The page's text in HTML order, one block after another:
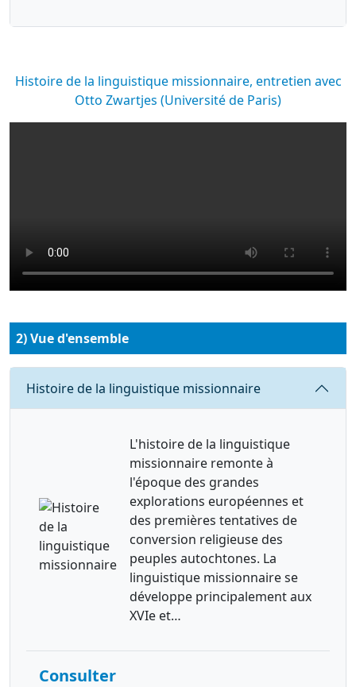
Histoire de la linguistique missionnaire, entretien avec
Otto Zwartjes (Université de Paris)
2) Vue d'ensemble
Requête
Histoire de la linguistique missionnaire
L'histoire de la linguistique
missionnaire remonte à
l'époque des grandes
explorations européennes et
des premières tentatives de
conversion religieuse des
peuples autochtones. La
linguistique missionnaire se
développe principalement aux
XVIe et…
Consulter